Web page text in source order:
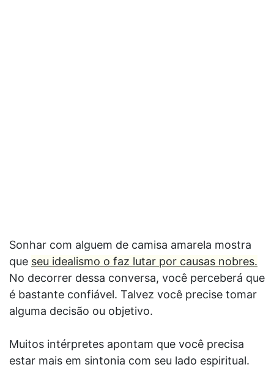
Sonhar com alguem de camisa amarela mostra
que seu idealismo o faz lutar por causas nobres.
No decorrer dessa conversa, você perceberá que
é bastante confiável. Talvez você precise tomar
alguma decisão ou objetivo.
Muitos intérpretes apontam que você precisa
estar mais em sintonia com seu lado espiritual.